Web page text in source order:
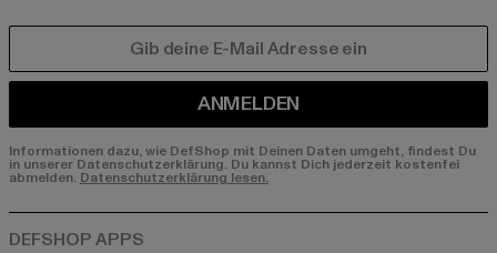
ANMELDEN
Informationen dazu, wie DefShop mit Deinen Daten umgeht, findest Du
in unserer Datenschutzerklärung. Du kannst Dich jederzeit kostenfei
abmelden. Datenschutzerklärung lesen.